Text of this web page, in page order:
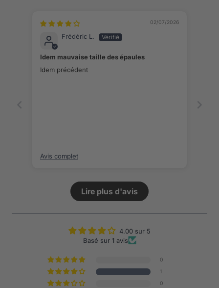
02/07/2026
Frédéric L.
Idem mauvaise taille des épaules
Idem précédent
Avis complet
Lire plus d'avis
4.00 sur 5
Basé sur 1 avis
0
1
0